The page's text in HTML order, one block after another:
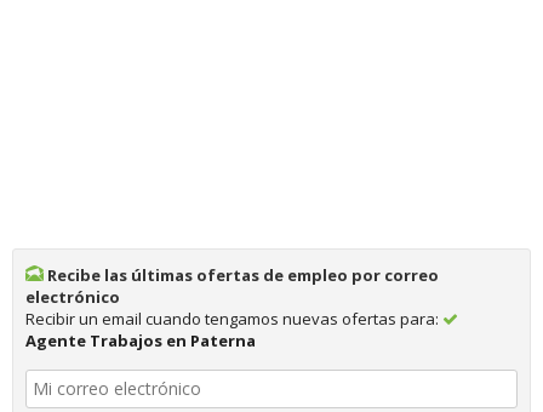
Recibe las últimas ofertas de empleo por correo
electrónico
Recibir un email cuando tengamos nuevas ofertas para:
Agente Trabajos en Paterna